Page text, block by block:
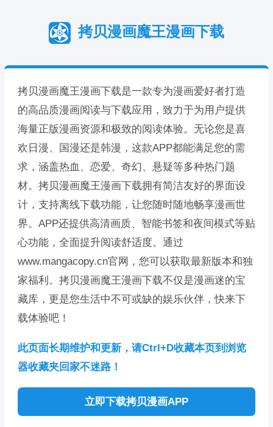
拷贝漫画魔王漫画下载
拷贝漫画魔王漫画下载是一款专为漫画爱好者打造
的高品质漫画阅读与下载应用，致力于为用户提供
海量正版漫画资源和极致的阅读体验。无论您是喜
欢日漫、国漫还是韩漫，这款APP都能满足您的需
求，涵盖热血、恋爱、奇幻、悬疑等多种热门题
材。拷贝漫画魔王漫画下载拥有简洁友好的界面设
计，支持离线下载功能，让您随时随地畅享漫画世
界。APP还提供高清画质、智能书签和夜间模式等贴
心功能，全面提升阅读舒适度。通过
www.mangacopy.cn官网，您可以获取最新版本和独
家福利。拷贝漫画魔王漫画下载不仅是漫画迷的宝
藏库，更是您生活中不可或缺的娱乐伙伴，快来下
载体验吧！
此页面长期维护和更新，请Ctrl+D收藏本页到浏览
器收藏夹回家不迷路！
立即下载拷贝漫画APP